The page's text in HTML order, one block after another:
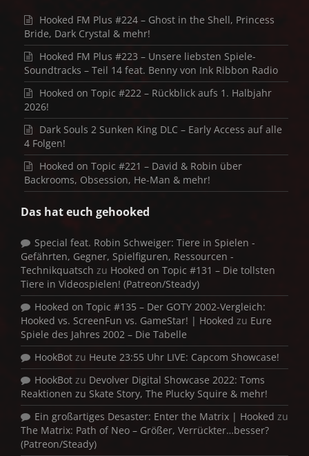
Hooked FM Plus #224 – Ghost in the Shell, Princess
Bride, Dark Crystal & mehr!
Hooked FM Plus #223 – Unsere liebsten Spiele-
Soundtracks – Teil 14 feat. Benny von Ink Ribbon Radio
Hooked on Topic #222 – Rückblick aufs 1. Halbjahr
2026!
Dark Souls 2 Sunken King DLC – Early Access auf alle
4 Folgen!
Hooked on Topic #221 – David & Robin über
Backrooms, Obsession, He-Man & mehr!
Das hat euch gehooked
Special feat. Robin Schweiger: Tiere in Spielen -
Gefährten, Gegner, Spielfiguren, Ressourcen -
Technikquatsch zu Hooked on Topic #131 – Die tollsten
Tiere in Videospielen! (Patreon/Steady)
Hooked on Topic #135 – Der GOTY 2002-Vergleich:
Hooked vs. ScreenFun vs. GameStar! | Hooked zu Eure
Spiele des Jahres 2002 – Die Tabelle
HookBot zu Heute 23:55 Uhr LIVE: Capcom Showcase!
HookBot zu Devolver Digital Showcase 2022: Toms
Reaktionen zu Skate Story, The Plucky Squire & mehr!
Ein großartiges Desaster: Enter the Matrix | Hooked zu
The Matrix: Path of Neo – Größer, Verrückter…besser?
(Patreon/Steady)